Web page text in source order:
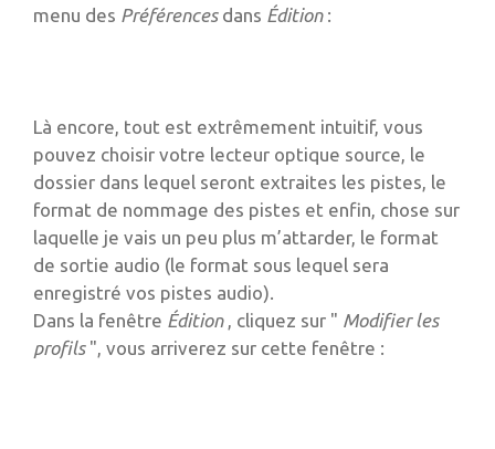
menu des Préférences dans Édition :
Là encore, tout est extrêmement intuitif, vous
pouvez choisir votre lecteur optique source, le
dossier dans lequel seront extraites les pistes, le
format de nommage des pistes et enfin, chose sur
laquelle je vais un peu plus m’attarder, le format
de sortie audio (le format sous lequel sera
enregistré vos pistes audio).
Dans la fenêtre Édition , cliquez sur " Modifier les
profils ", vous arriverez sur cette fenêtre :